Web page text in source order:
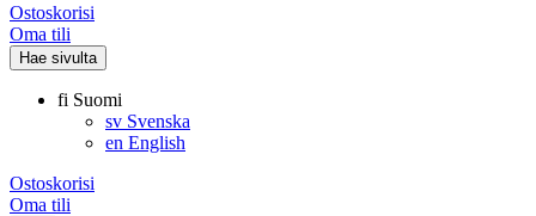
Ostoskorisi
Oma tili
Hae sivulta
fi Suomi
sv Svenska
en English
Ostoskorisi
Oma tili